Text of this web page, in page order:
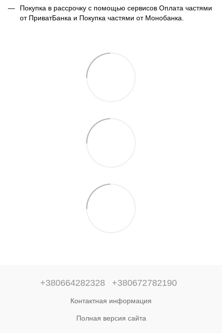
Покупка в рассрочку с помощью сервисов Оплата частями
от ПриватБанка и Покупка частями от Монобанка.
+380664282328 +380672782190
Контактная информация
Полная версия сайта